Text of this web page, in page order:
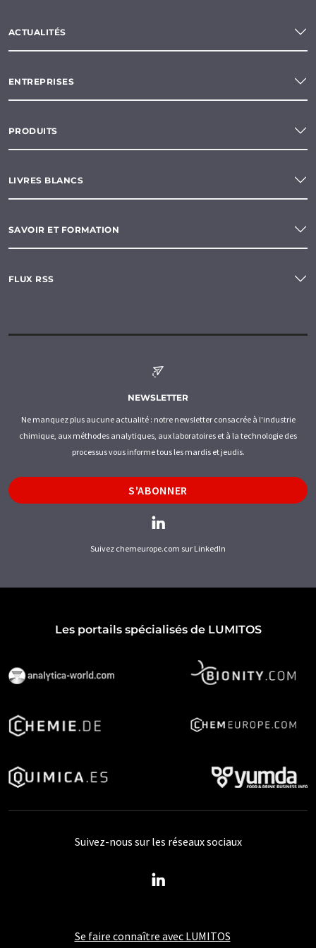
ACTUALITÉS
ENTREPRISES
PRODUITS
LIVRES BLANCS
SAVOIR ET FORMATION
FLUX RSS
NEWSLETTER
Ne manquez plus aucune actualité : notre newsletter consacrée à l'industrie
chimique, aux méthodes analytiques, aux laboratoires et à la technologie des
processus vous informe tous les mardis et jeudis.
S'ABONNER
Suivez chemeurope.com sur LinkedIn
Les portails spécialisés de LUMITOS
Se faire connaître avec LUMITOS
Suivez-nous sur les réseaux sociaux